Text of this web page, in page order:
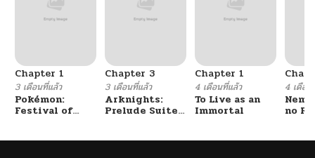
Chapter 1
3 เดือนที่แล้ว
Pokémon:
Festival of
Chapter 3
3 เดือนที่แล้ว
Arknights:
Prelude Suite:
Chapter 1
4 เดือนที่แล้ว
To Live as an
Immortal
4 เดือน
no